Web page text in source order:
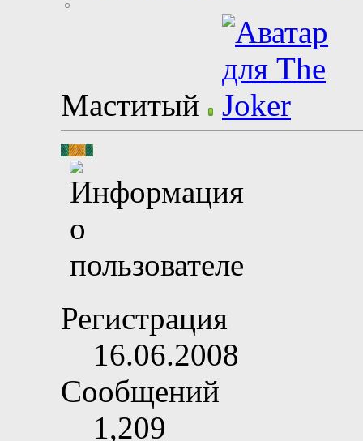
Маститый
Регистрация
16.06.2008
Сообщений
1,209